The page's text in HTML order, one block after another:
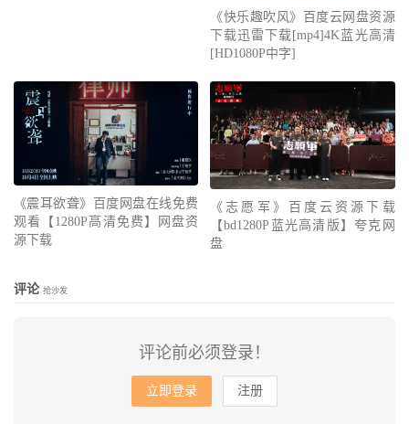
《快乐趣吹风》百度云网盘资源
下载迅雷下载[mp4]4K蓝光高清
[HD1080P中字]
《震耳欲聋》百度网盘在线免费
观看【1280P高清免费】网盘资
源下载
《志愿军》百度云资源下载
【bd1280P蓝光高清版】夸克网
盘
评论 抢沙发
评论前必须登录！
立即登录 注册